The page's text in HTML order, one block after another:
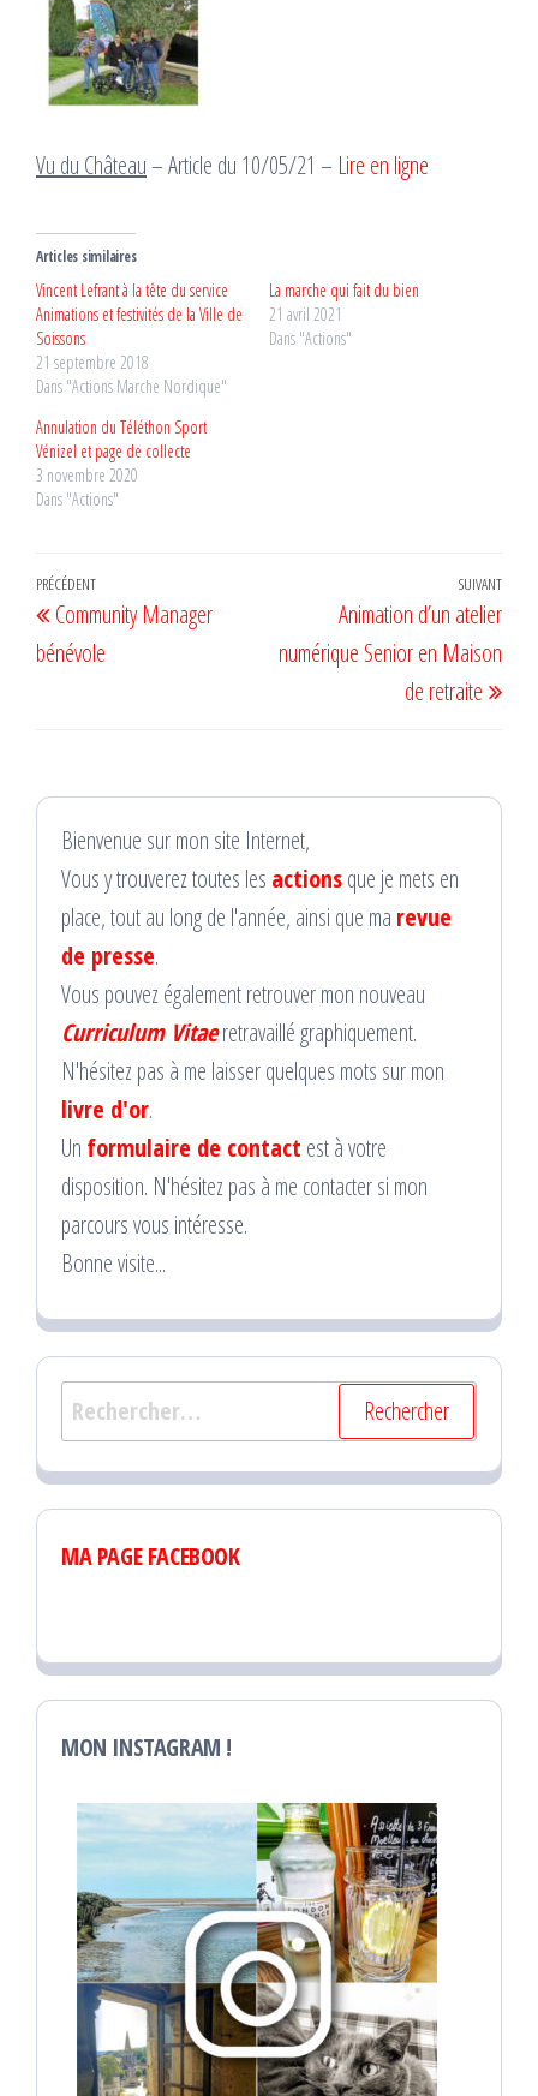
Vu du Château– Article du 10/05/21 – Lire en ligne
Articles similaires
Vincent Lefrant à la tête du service
Animations et festivités de la Ville de
Soissons
21 septembre 2018
Dans "Actions Marche Nordique"
La marche qui fait du bien
21 avril 2021
Dans "Actions"
Annulation du Téléthon Sport
Vénizel et page de collecte
3 novembre 2020
Dans "Actions"
Navigation
de
l’article
Article
précédent
PRÉCÉDENT
Community Manager
bénévole
SUIVANT
Animation d’un atelier
numérique Senior en Maison
de retraite
Bienvenue sur mon site Internet,
Vous y trouverez toutes les actionsque je mets en
place, tout au long de l'année, ainsi que ma revue
de presse.
Vous pouvez également retrouver mon nouveau
Curriculum Vitaeretravaillé graphiquement.
N'hésitez pas à me laisser quelques mots sur mon
livre d'or.
Un formulaire de contact est à votre
disposition. N'hésitez pas à me contacter si mon
parcours vous intéresse.
Bonne visite...
Rechercher :
MA PAGE FACEBOOK
MON INSTAGRAM !